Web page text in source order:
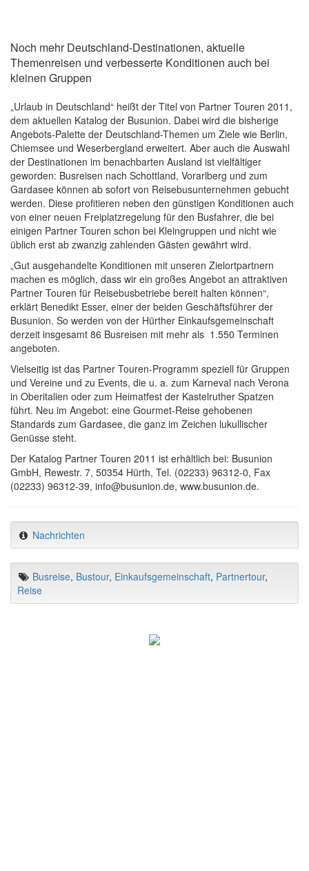
Noch mehr Deutschland-Destinationen, aktuelle
Themenreisen und verbesserte Konditionen auch bei
kleinen Gruppen
„Urlaub in Deutschland“ heißt der Titel von Partner Touren 2011,
dem aktuellen Katalog der Busunion. Dabei wird die bisherige
Angebots-Palette der Deutschland-Themen um Ziele wie Berlin,
Chiemsee und Weserbergland erweitert. Aber auch die Auswahl
der Destinationen im benachbarten Ausland ist vielfältiger
geworden: Busreisen nach Schottland, Vorarlberg und zum
Gardasee können ab sofort von Reisebusunternehmen gebucht
werden. Diese profitieren neben den günstigen Konditionen auch
von einer neuen Freiplatzregelung für den Busfahrer, die bei
einigen Partner Touren schon bei Kleingruppen und nicht wie
üblich erst ab zwanzig zahlenden Gästen gewährt wird.
„Gut ausgehandelte Konditionen mit unseren Zielortpartnern
machen es möglich, dass wir ein großes Angebot an attraktiven
Partner Touren für Reisebusbetriebe bereit halten können“,
erklärt Benedikt Esser, einer der beiden Geschäftsführer der
Busunion. So werden von der Hürther Einkaufsgemeinschaft
derzeit insgesamt 86 Busreisen mit mehr als 1.550 Terminen
angeboten.
Vielseitig ist das Partner Touren-Programm speziell für Gruppen
und Vereine und zu Events, die u. a. zum Karneval nach Verona
in Oberitalien oder zum Heimatfest der Kastelruther Spatzen
führt. Neu im Angebot: eine Gourmet-Reise gehobenen
Standards zum Gardasee, die ganz im Zeichen lukullischer
Genüsse steht.
Der Katalog Partner Touren 2011 ist erhältlich bei: Busunion
GmbH, Rewestr. 7, 50354 Hürth, Tel. (02233) 96312-0, Fax
(02233) 96312-39, info@busunion.de, www.busunion.de.
Nachrichten
Busreise, Bustour, Einkaufsgemeinschaft, Partnertour,
Reise